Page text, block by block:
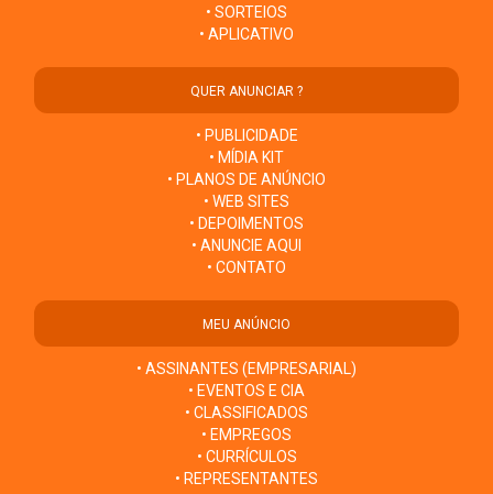
• SORTEIOS
• APLICATIVO
QUER ANUNCIAR ?
• PUBLICIDADE
• MÍDIA KIT
• PLANOS DE ANÚNCIO
• WEB SITES
• DEPOIMENTOS
• ANUNCIE AQUI
• CONTATO
MEU ANÚNCIO
• ASSINANTES (EMPRESARIAL)
• EVENTOS E CIA
• CLASSIFICADOS
• EMPREGOS
• CURRÍCULOS
• REPRESENTANTES